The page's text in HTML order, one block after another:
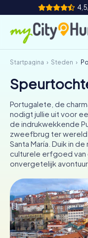
Hoe het werkt
Steden
Tours
Teamevenement
Tickets
INT AT
ES
FR
IT
NL
Startpagina Steden
Portugalete, de
nodigt jullie uit voor
de indrukwekkende
zweefbrug ter
Santa María. Duik in
culturele erfgoed
onvergetelijk